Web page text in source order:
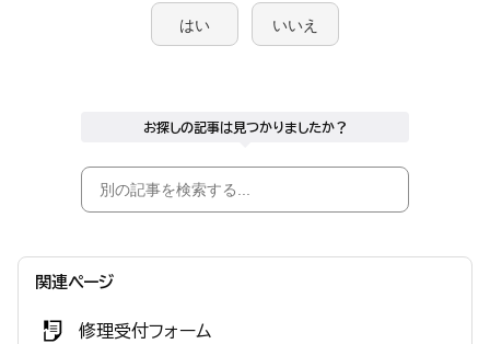
はい いいえ
お探しの記事は見つかりましたか？
関連ページ
修理受付フォーム